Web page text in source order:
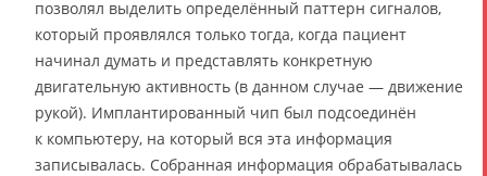
позволял выделить определённый паттерн сигналов,
который проявлялся только тогда, когда пациент
начинал думать и представлять конкретную
двигательную активность (в данном случае — движение
рукой). Имплантированный чип был подсоединён
к компьютеру, на который вся эта информация
записывалась. Собранная информация обрабатывалась